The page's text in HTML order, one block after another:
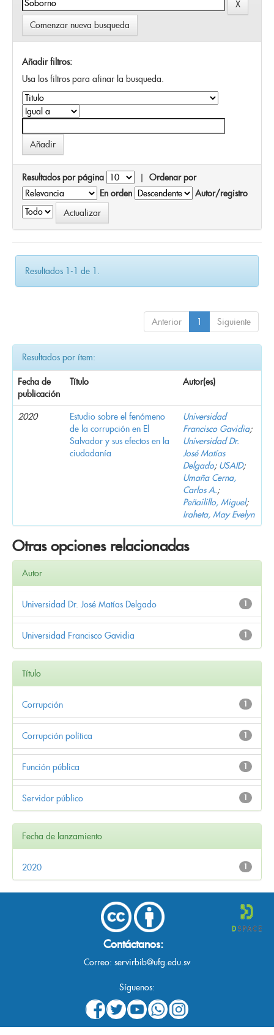
Comenzar nueva busqueda
Añadir filtros:
Usa los filtros para afinar la busqueda.
Resultados por página | Ordenar por
En orden
Autor/registro
Resultados 1-1 de 1.
Anterior 1 Siguiente
Resultados por ítem:
Fecha de
publicación
Título Autor(es)
2020
Estudio sobre el fenómeno
de la corrupción en El
Salvador y sus efectos en la
ciudadanía
Universidad
Francisco Gavidia;
Universidad Dr.
José Matías
Delgado; USAID;
Umaña Cerna,
Carlos A.;
Peñailillo, Miguel;
Iraheta, May Evelyn
Otras opciones relacionadas
Autor
1
Universidad Dr. José Matías Delgado
1
Universidad Francisco Gavidia
Título
1
Corrupción
1
Corrupción política
1
Función pública
1
Servidor público
Fecha de lanzamiento
1
2020
Contáctanos:
Correo: servirbib@ufg.edu.sv
Síguenos: